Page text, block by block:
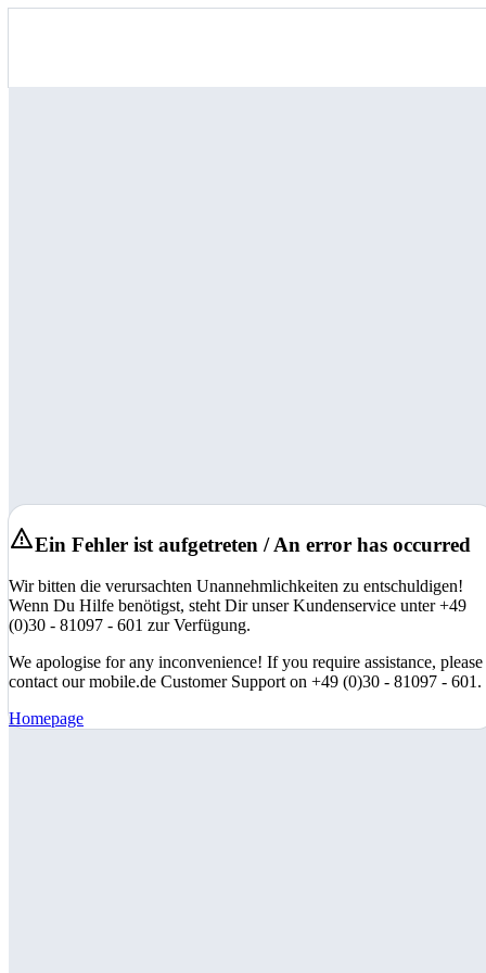
Ein Fehler ist aufgetreten / An error has occurred
Wir bitten die verursachten Unannehmlichkeiten zu entschuldigen!
Wenn Du Hilfe benötigst, steht Dir unser Kundenservice unter +49
(0)30 - 81097 - 601 zur Verfügung.
We apologise for any inconvenience! If you require assistance, please
contact our mobile.de Customer Support on +49 (0)30 - 81097 - 601.
Homepage